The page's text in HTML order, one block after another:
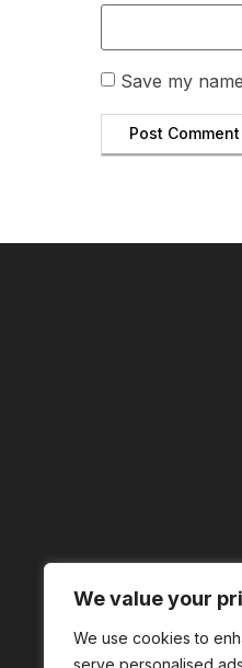
We value your
We use cookies to
serve personalised
Save my